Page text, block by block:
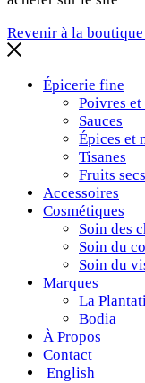
Revenir à la boutique
Épicerie fine
Poivres et
Sauces
Épices et
Tisanes
Fruits
Accessoires
Cosmétiques
Soin des
Soin du
Soin du
Marques
La
Bodia
À Propos
Contact
English